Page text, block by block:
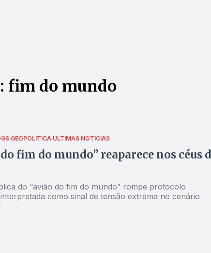
fim do mundo
GEOPOLÍTICA ÚLTIMAS NOTÍCIAS
fim do mundo” reaparece nos céus
do “avião do fim do mundo” rompe protocolo
como sinal de tensão extrema no cenário